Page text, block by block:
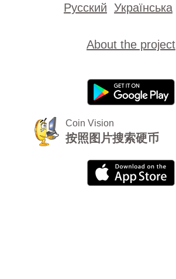
Русский Українська
About the project
Coin Vision
按照图片搜索硬币